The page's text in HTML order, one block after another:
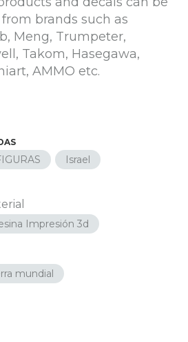
brands such as
Meng, Trumpeter,
Takom, Hasegawa,
AMMO etc.
Israel
Impresión 3d
mundial